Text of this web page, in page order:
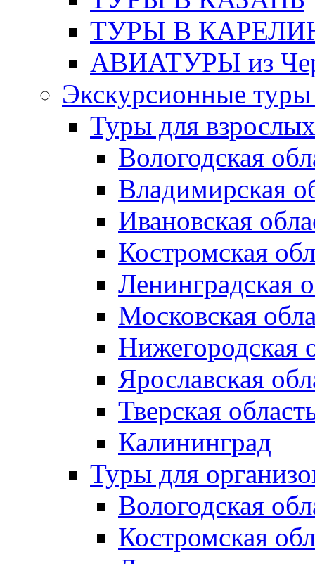
ТУРЫ В
АВИАТУРЫ из
Экскурсионные
Туры для взрослых
Вологодская
Владимирская
Ивановская
Костромская
Ленинградская
Московская
Нижегородская
Ярославская
Тверская
Калининград
Туры для
Вологодская
Костромская